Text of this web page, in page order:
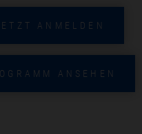
ANMELDEN
ANSEHEN